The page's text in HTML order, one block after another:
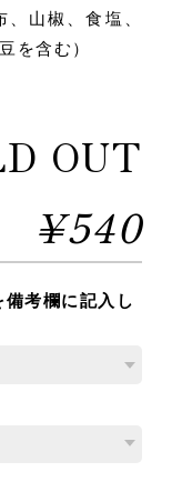
山椒、食塩、
を含む）
OUT
¥540
考欄に記入し